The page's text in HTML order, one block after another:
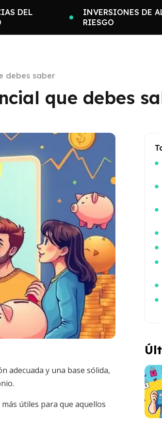
DEL
INVERSIONES DE
RIESGO
debes saber
que debes
adecuada y una base sólida,
útiles para que aquellos